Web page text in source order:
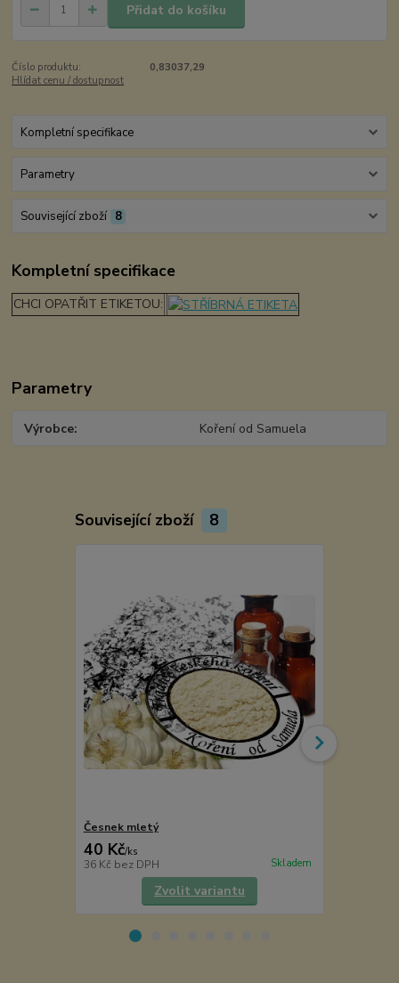
Přidat do košíku
Číslo produktu:
0,83037,29
Hlídat cenu / dostupnost
Kompletní specifikace
Parametry
Související zboží 8
Kompletní specifikace
CHCI OPATŘIT ETIKETOU:
Parametry
Výrobce Koření od Samuela
Související zboží 8
Česnek mletý
40 Kč/ks
36 Kč bez DPH Skladem
Zvolit variantu